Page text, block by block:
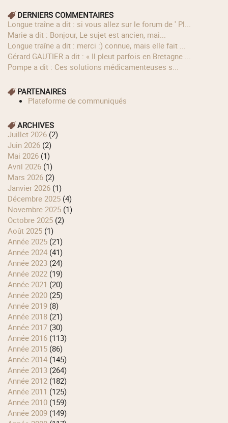
DERNIERS COMMENTAIRES
longue traîne a dit : si vous allez sur le forum de ' Pl...
Marie a dit : Bonjour, Le sujet est ancien, mai...
longue traîne a dit : merci :) connue, mais elle fait ...
Gérard GAUTIER a dit : « Il pleut parfois en Bretagne ...
Pompe a dit : Ces solutions médicamenteuses s...
PARTENAIRES
Plateforme de communiqués
ARCHIVES
juillet 2026 (2)
juin 2026 (2)
mai 2026 (1)
avril 2026 (1)
mars 2026 (2)
janvier 2026 (1)
décembre 2025 (4)
novembre 2025 (1)
octobre 2025 (2)
août 2025 (1)
année 2025 (21)
année 2024 (41)
année 2023 (24)
année 2022 (19)
année 2021 (20)
année 2020 (25)
année 2019 (8)
année 2018 (21)
année 2017 (30)
année 2016 (113)
année 2015 (86)
année 2014 (145)
année 2013 (264)
année 2012 (182)
année 2011 (125)
année 2010 (159)
année 2009 (149)